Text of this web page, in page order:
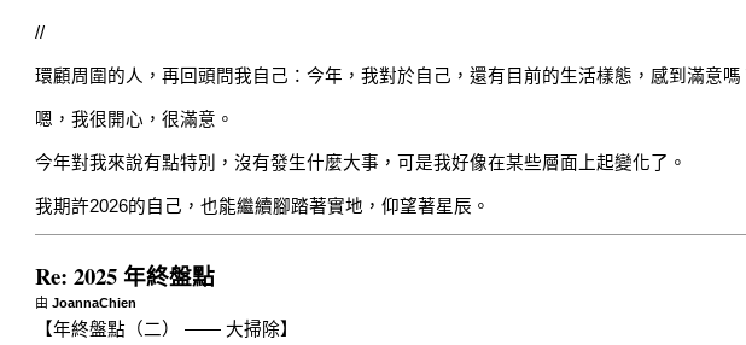
//
環顧周圍的人，再回頭問我自己：今年，我對於自己，還有目前的生活樣態，感到滿意嗎
嗯，我很開心，很滿意。
今年對我來說有點特別，沒有發生什麼大事，可是我好像在某些層面上起變化了。
我期許2026的自己，也能繼續腳踏著實地，仰望著星辰。
Re: 2025 年終盤點
由JoannaChien
【年終盤點（二） —— 大掃除】